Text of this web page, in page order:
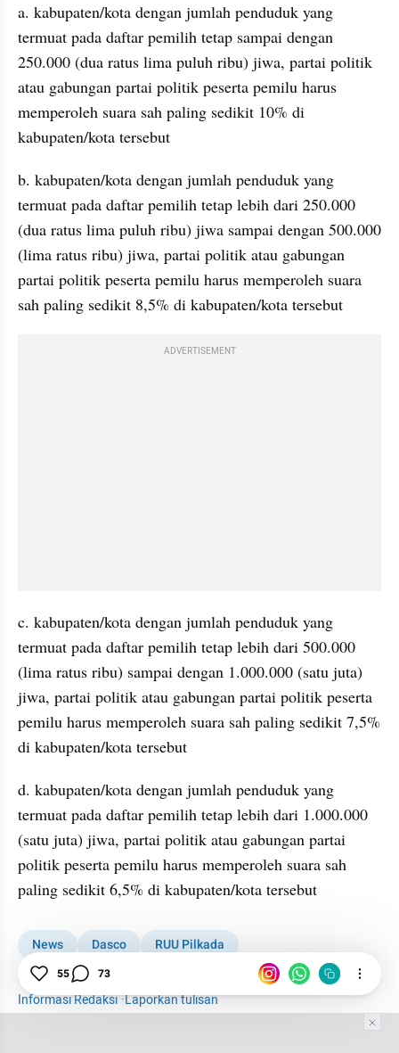
a. kabupaten/kota dengan jumlah penduduk yang
termuat pada daftar pemilih tetap sampai dengan
250.000 (dua ratus lima puluh ribu) jiwa, partai politik
atau gabungan partai politik peserta pemilu harus
memperoleh suara sah paling sedikit 10% di
kabupaten/kota tersebut
b. kabupaten/kota dengan jumlah penduduk yang
termuat pada daftar pemilih tetap lebih dari 250.000
(dua ratus lima puluh ribu) jiwa sampai dengan 500.000
(lima ratus ribu) jiwa, partai politik atau gabungan
partai politik peserta pemilu harus memperoleh suara
sah paling sedikit 8,5% di kabupaten/kota tersebut
ADVERTISEMENT
c. kabupaten/kota dengan jumlah penduduk yang
termuat pada daftar pemilih tetap lebih dari 500.000
(lima ratus ribu) sampai dengan 1.000.000 (satu juta)
jiwa, partai politik atau gabungan partai politik peserta
pemilu harus memperoleh suara sah paling sedikit 7,5%
di kabupaten/kota tersebut
d. kabupaten/kota dengan jumlah penduduk yang
termuat pada daftar pemilih tetap lebih dari 1.000.000
(satu juta) jiwa, partai politik atau gabungan partai
politik peserta pemilu harus memperoleh suara sah
paling sedikit 6,5% di kabupaten/kota tersebut
News Dasco
RUU Pilkada
MK Ubah Aturan UU Pilkada
Pilkada 2024
Pilkada
Informasi Redaksi·Laporkan tulisan
55 73